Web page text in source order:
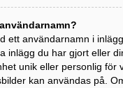
ett användarnamn i
inlägg du har gjort eller
unik eller personlig
kan användas på.